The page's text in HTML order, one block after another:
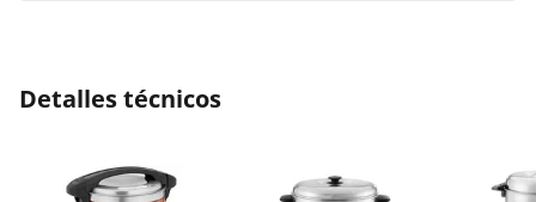
Detalles técnicos